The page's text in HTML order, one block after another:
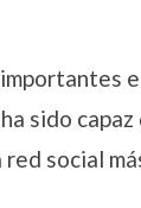
sido
social